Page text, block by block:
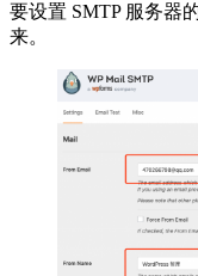
要设置 SMTP 服务器
来。